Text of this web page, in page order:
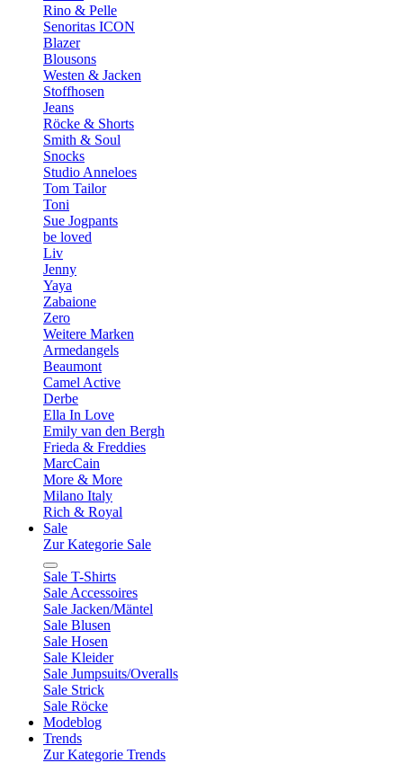
Rino & Pelle
Senoritas ICON
Blazer
Blousons
Westen & Jacken
Stoffhosen
Jeans
Röcke & Shorts
Smith & Soul
Snocks
Studio Anneloes
Tom Tailor
Toni
Sue Jogpants
be loved
Liv
Jenny
Yaya
Zabaione
Zero
Weitere Marken
Armedangels
Beaumont
Camel Active
Derbe
Ella In Love
Emily van den Bergh
Frieda & Freddies
MarcCain
More & More
Milano Italy
Rich & Royal
Sale
Zur Kategorie Sale
Sale T-Shirts
Sale Accessoires
Sale Jacken/Mäntel
Sale Blusen
Sale Hosen
Sale Kleider
Sale Jumpsuits/Overalls
Sale Strick
Sale Röcke
Modeblog
Trends
Zur Kategorie Trends